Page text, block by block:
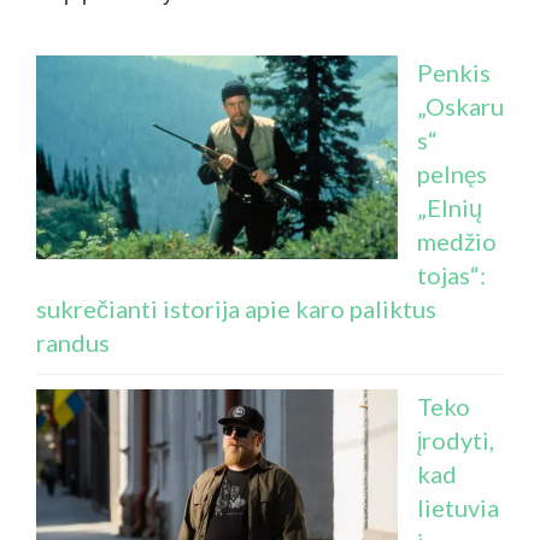
Penkis
„Oskaru
s“
pelnęs
„Elnių
medžio
tojas“:
sukrečianti istorija apie karo paliktus
randus
Teko
įrodyti,
kad
lietuvia